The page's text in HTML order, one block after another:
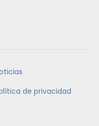
de privacidad